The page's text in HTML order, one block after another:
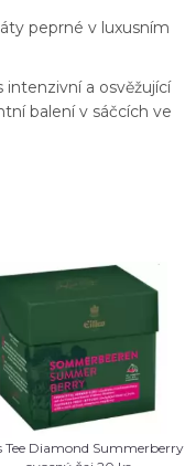
peprné v luxusním
a osvěžující
balení v sáčcích ve
Tee Diamond Summerberry